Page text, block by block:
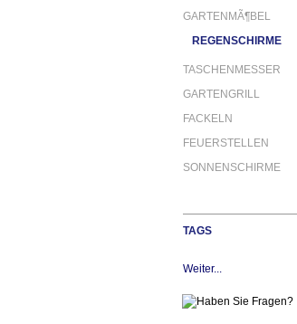
GARTENMÃ¶BEL
REGENSCHIRME
TASCHENMESSER
GARTENGRILL
FACKELN
FEUERSTELLEN
SONNENSCHIRME
TAGS
Weiter...